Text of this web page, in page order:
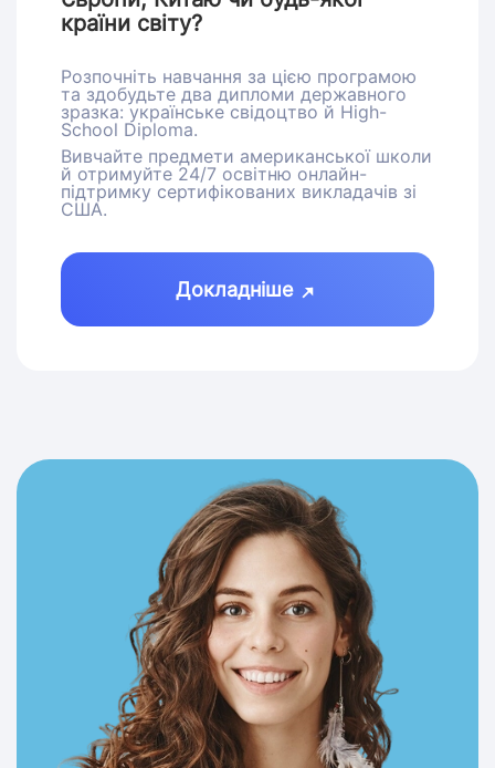
країни світу?
Розпочніть навчання за цією програмою
та здобудьте два дипломи державного
зразка: українське свідоцтво й High-
School Diploma.
Вивчайте предмети американської школи
й отримуйте 24/7 освітню онлайн-
підтримку сертифікованих викладачів зі
США.
Докладніше